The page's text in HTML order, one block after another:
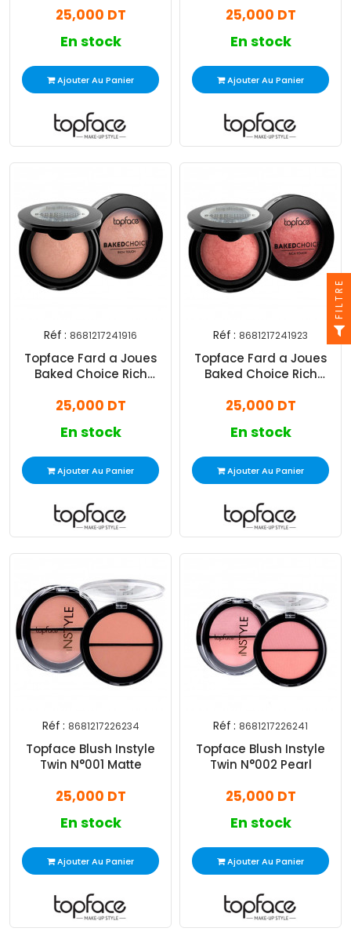
25,000 DT
En stock
Ajouter Au Panier
Peach
25,000 DT
En stock
Ajouter Au Panier
Réf : 8681217241916
Topface Fard a Joues
Baked Choice Rich
25,000 DT
En stock
Ajouter Au Panier
Réf : 8681217241923
Topface Fard a Joues
Baked Choice Rich
25,000 DT
En stock
Ajouter Au Panier
Réf : 8681217226234
Topface Blush Instyle
Twin N°001 Matte
25,000 DT
En stock
Ajouter Au Panier
Réf : 8681217226241
Topface Blush Instyle
Twin N°002 Pearl
25,000 DT
En stock
Ajouter Au Panier
FILTRE